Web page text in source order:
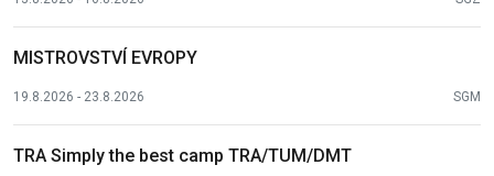
MISTROVSTVÍ EVROPY
19.8.2026 - 23.8.2026 SGM
TRA Simply the best camp TRA/TUM/DMT